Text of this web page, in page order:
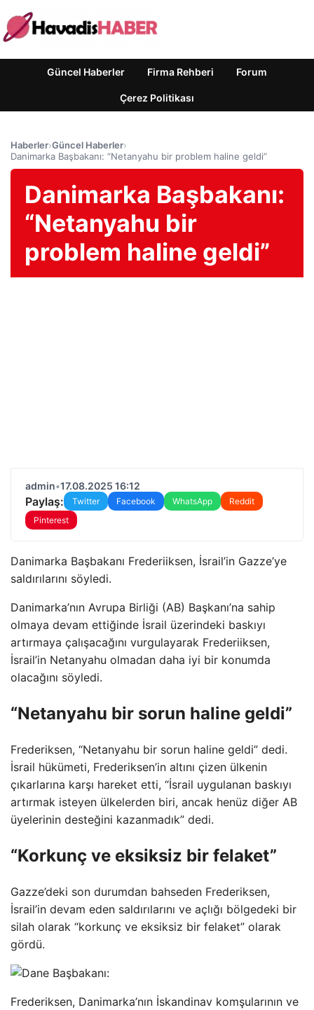
Güncel Haberler Firma Rehberi Forum
Çerez Politikası
Haberler›Güncel Haberler›
Danimarka Başbakanı: “Netanyahu bir problem haline geldi”
Danimarka Başbakanı:
“Netanyahu bir
problem haline geldi”
admin•17.08.2025 16:12
Paylaş: Twitter Facebook WhatsApp
Reddit
Pinterest
Danimarka Başbakanı Frederiiksen, İsrail’in Gazze’ye
saldırılarını söyledi.
Danimarka’nın Avrupa Birliği (AB) Başkanı’na sahip
olmaya devam ettiğinde İsrail üzerindeki baskıyı
artırmaya çalışacağını vurgulayarak Frederiiksen,
İsrail’in Netanyahu olmadan daha iyi bir konumda
olacağını söyledi.
“Netanyahu bir sorun haline geldi”
Frederiksen, “Netanyahu bir sorun haline geldi” dedi.
İsrail hükümeti, Frederiksen’in altını çizen ülkenin
çıkarlarına karşı hareket etti, “İsrail uygulanan baskıyı
artırmak isteyen ülkelerden biri, ancak henüz diğer AB
üyelerinin desteğini kazanmadık” dedi.
“Korkunç ve eksiksiz bir felaket”
Gazze’deki son durumdan bahseden Frederiksen,
İsrail’in devam eden saldırılarını ve açlığı bölgedeki bir
silah olarak “korkunç ve eksiksiz bir felaket” olarak
gördü.
Frederiksen, Danimarka’nın İskandinav komşularının ve